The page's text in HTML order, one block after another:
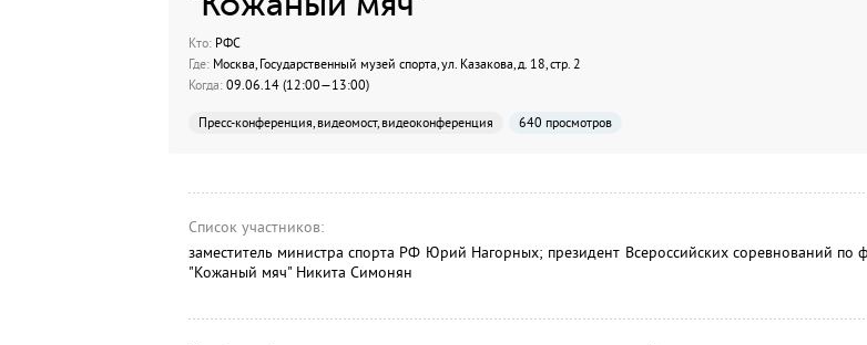
Кто:РФС
Где:Москва, Государственный музей спорта, ул. Казакова, д. 18, стр. 2
Когда:09.06.14 (12:00—13:00)
Пресс-конференция, видеомост, видеоконференция 640 просмотров
Список участников:
заместитель министра спорта РФ Юрий Нагорных; президент Всероссийских соревнований по
"Кожаный мяч" Никита Симонян